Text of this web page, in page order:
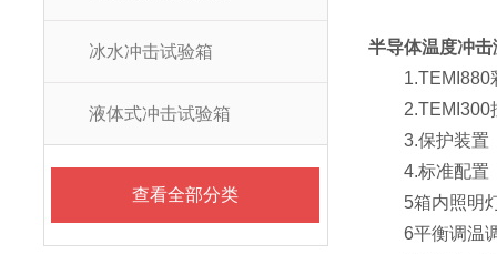
冰水冲击试验箱
液体式冲击试验箱
查看全部分类
半导体温度冲击
1.TEMI880彩
2.TEMI300按
3.保护装置：
4.标准配置：
5箱内照明灯(
6平衡调温调